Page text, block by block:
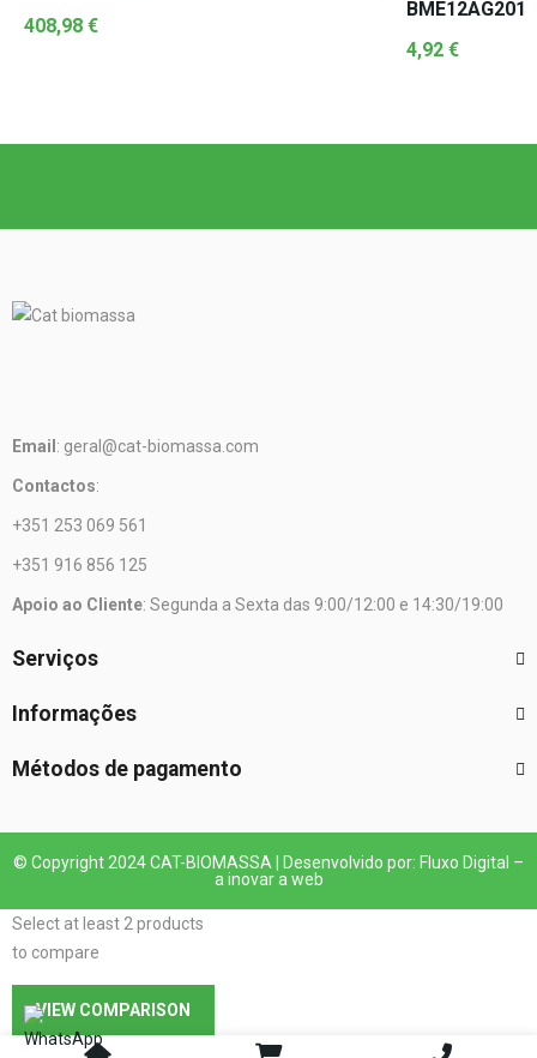
408,98 €
BME12AG201
4,92 €
Email : geral@cat-biomassa.com
Contactos:
+351 253 069 561
+351 916 856 125
Apoio ao Cliente: Segunda a Sexta das 9:00/12:00 e 14:30/19:00
Serviços
Informações
Métodos de pagamento
© Copyright 2024 CAT-BIOMASSA | Desenvolvido por: Fluxo Digital –
a inovar a web
Select at least 2 products
to compare
VIEW COMPARISON